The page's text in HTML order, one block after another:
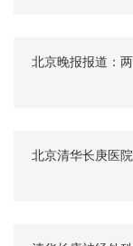
北京晚报报道：
北京清华长庚医